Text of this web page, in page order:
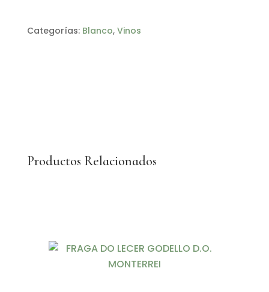
Categorías: Blanco, Vinos
Productos Relacionados